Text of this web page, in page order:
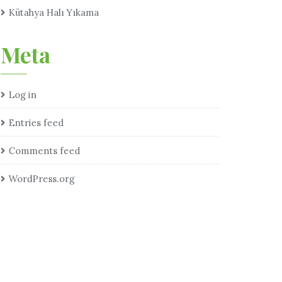
Kütahya Halı Yıkama
Meta
Log in
Entries feed
Comments feed
WordPress.org